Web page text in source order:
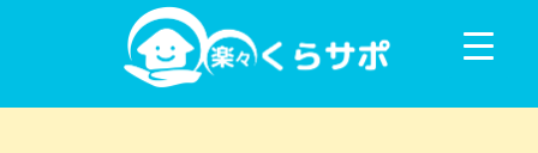
コンテンツに移動